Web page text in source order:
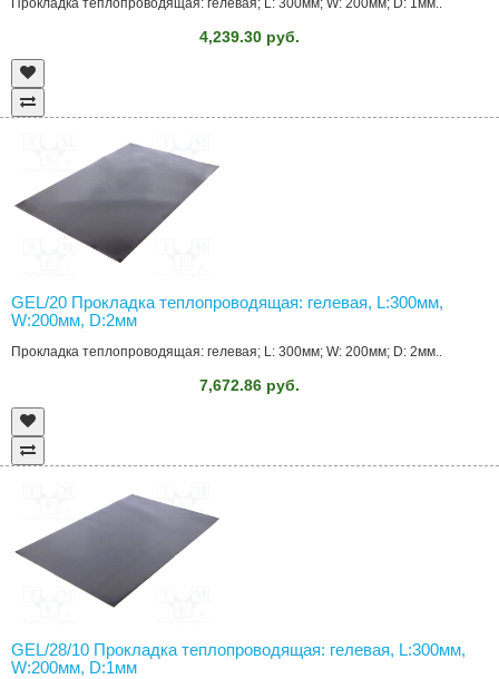
Прокладка теплопроводящая: гелевая; L: 300мм; W: 200мм; D: 1мм..
4,239.30 руб.
GEL/20 Прокладка теплопроводящая: гелевая, L:300мм,
W:200мм, D:2мм
Прокладка теплопроводящая: гелевая; L: 300мм; W: 200мм; D: 2мм..
7,672.86 руб.
GEL/28/10 Прокладка теплопроводящая: гелевая, L:300мм,
W:200мм, D:1мм